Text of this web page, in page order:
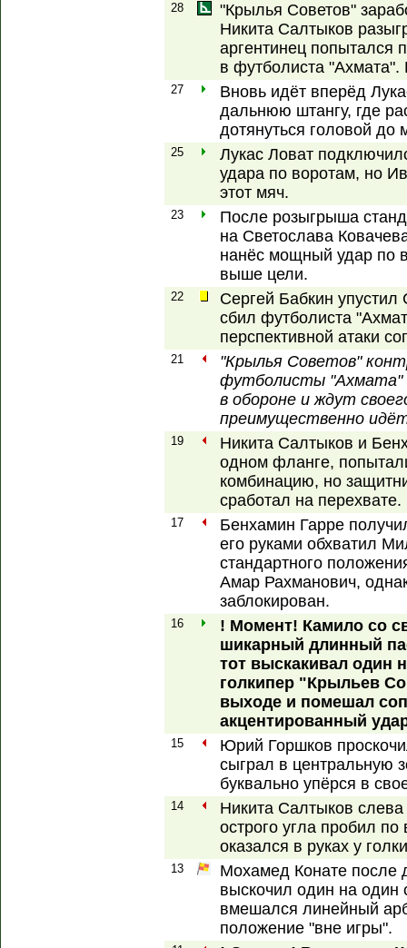
28
"Крылья Советов"
Никита Салтыков
аргентинец попытался
в футболиста
27
Вновь идёт вперёд
дальнюю штангу, где
дотянуться головой
25
Лукас Ловат
удара по воротам, но
этот мяч.
23
После розыгрыша
на Светослава
нанёс мощный удар по
выше цели.
22
Сергей Бабкин упустил
сбил футболиста
перспективной атаки
21
"Крылья Советов"
футболисты "Ахмата"
в обороне и ждут
преимущественно
19
Никита Салтыков и
одном фланге,
комбинацию, но
сработал на перехвате.
17
Бенхамин Гарре
его руками обхватил
стандартного
Амар Рахманович,
заблокирован.
16
! Момент! Камило со
шикарный длинный
тот выскакивал один
голкипер "Крыльев
выходе и помешал
акцентированный
15
Юрий Горшков
сыграл в центральную
буквально упёрся в
14
Никита Салтыков
острого угла пробил
оказался в руках у
13
Мохамед Конате после
выскочил один на один
вмешался линейный
положение "вне игры".